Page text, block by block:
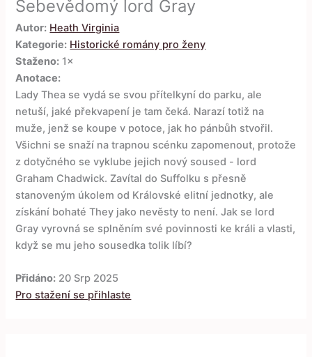
Sebevědomý lord Gray
Autor: Heath Virginia
Kategorie: Historické romány pro ženy
Staženo: 1×
Anotace:
Lady Thea se vydá se svou přítelkyní do parku, ale
netuší, jaké překvapení je tam čeká. Narazí totiž na
muže, jenž se koupe v potoce, jak ho pánbůh stvořil.
Všichni se snaží na trapnou scénku zapomenout, protože
z dotyčného se vyklube jejich nový soused - lord
Graham Chadwick. Zavítal do Suffolku s přesně
stanoveným úkolem od Královské elitní jednotky, ale
získání bohaté They jako nevěsty to není. Jak se lord
Gray vyrovná se splněním své povinnosti ke králi a vlasti,
když se mu jeho sousedka tolik líbí?
Přidáno: 20 Srp 2025
Pro stažení se přihlaste